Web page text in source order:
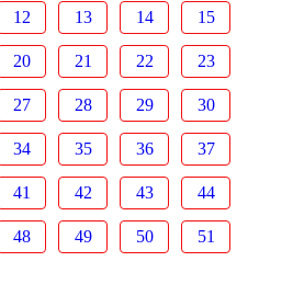
12 13 14 15
20 21 22 23
27 28 29 30
34 35 36 37
41 42 43 44
48 49 50 51